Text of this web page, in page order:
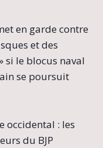
en garde contre
et des
si le blocus naval
se poursuit
occidental : les
du BJP